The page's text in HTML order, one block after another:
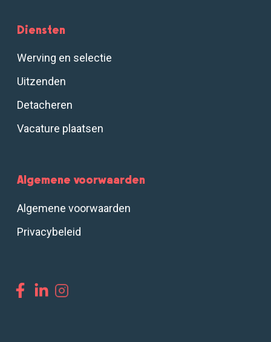
Diensten
Werving en selectie
Uitzenden
Detacheren
Vacature plaatsen
Algemene voorwaarden
Algemene voorwaarden
Privacybeleid